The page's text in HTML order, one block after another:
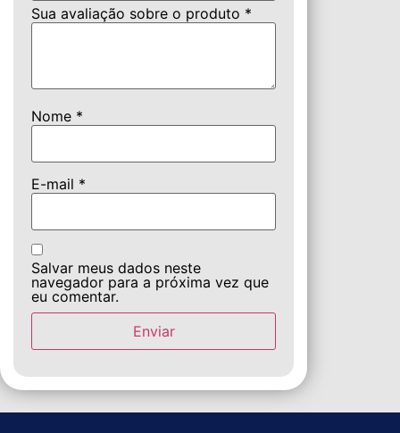
Sua avaliação sobre o produto *
Nome *
E-mail *
Salvar meus dados neste
navegador para a próxima vez que
eu comentar.